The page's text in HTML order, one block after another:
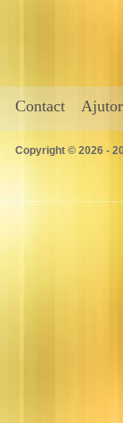
Contact Ajutor
Copyright © 2026 -